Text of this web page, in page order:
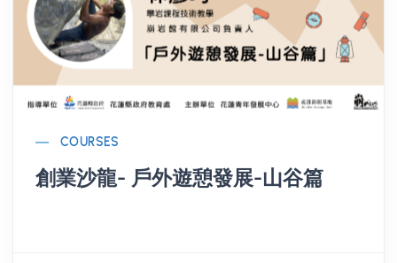
COURSES
創業沙龍- 戶外遊憩發展-山谷篇